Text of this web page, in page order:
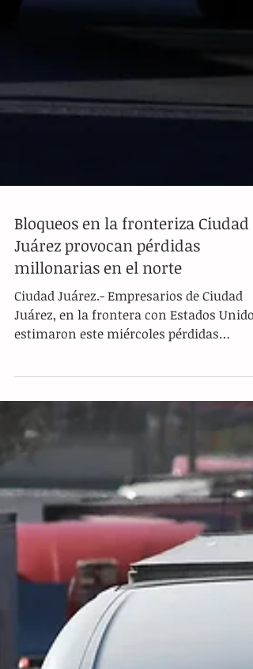
Bloqueos en la fronteriza Ciudad
Juárez provocan pérdidas
millonarias en el norte
Ciudad Juárez.- Empresarios de Ciudad
bloqueos instalados desde hace tres días
por agricultores y transportistas en el
estado mexicano de Chihuahua, al tiempo
que ciudadanos han reportado desabasto
de combustible, lo que ha generado temor
tras el cierre del cruce internacional de
carga. Algunas gasolineras en Ciudad
Juárez ya reportan falta de diésel y
gasolina re